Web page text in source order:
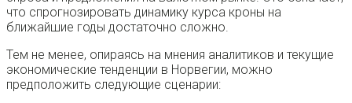
что спрогнозировать динамику курса кроны на
ближайшие годы достаточно сложно.
Тем не менее, опираясь на мнения аналитиков и текущие
экономические тенденции в Норвегии, можно
предположить следующие сценарии: